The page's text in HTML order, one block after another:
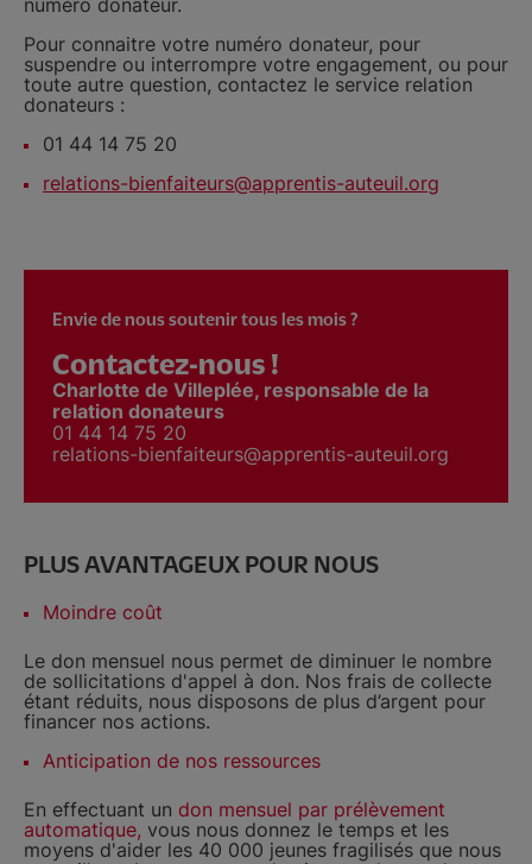
Pour connaitre votre numéro donateur, pour
suspendre ou interrompre votre engagement, ou pour
toute autre question, contactez le service relation
donateurs :
01 44 14 75 20
relations-bienfaiteurs@apprentis-auteuil.org
Envie de nous soutenir tous les mois ?
Contactez-nous !
Charlotte de Villeplée, responsable de la
relation donateurs
01 44 14 75 20
relations-bienfaiteurs@apprentis-auteuil.org
PLUS AVANTAGEUX POUR NOUS
Moindre coût
Le don mensuel nous permet de diminuer le nombre
de sollicitations d'appel à don. Nos frais de collecte
étant réduits, nous disposons de plus d’argent pour
financer nos actions.
Anticipation de nos ressources
En effectuant un don mensuel par prélèvement
automatique, vous nous donnez le temps et les
moyens d'aider les 40 000 jeunes fragilisés que nous